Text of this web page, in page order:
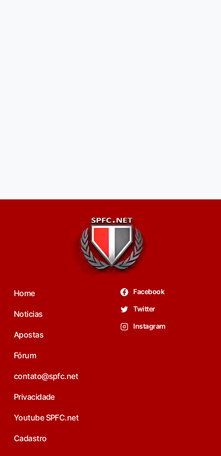
Home
Noticias
Apostas
Fórum
contato@spfc.net
Privacidade
Youtube SPFC.net
Cadastro
Facebook
Twitter
Instagram